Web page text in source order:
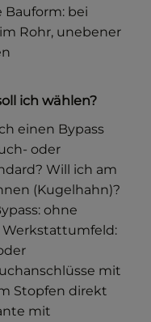
bei
Rohr, unebener
ich wählen?
einen Bypass
oder
Will ich am
(Kugelhahn)?
ohne
Werkstattumfeld:
mit
Stopfen direkt
mit